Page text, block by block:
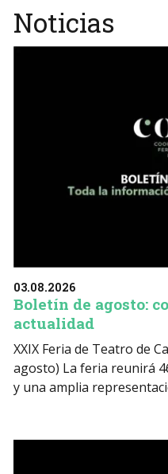
Noticias
03.08.2026
Boletín de agosto:
actualidad
XXIX Feria de Teatro de
agosto) La feria reunirá
y una amplia